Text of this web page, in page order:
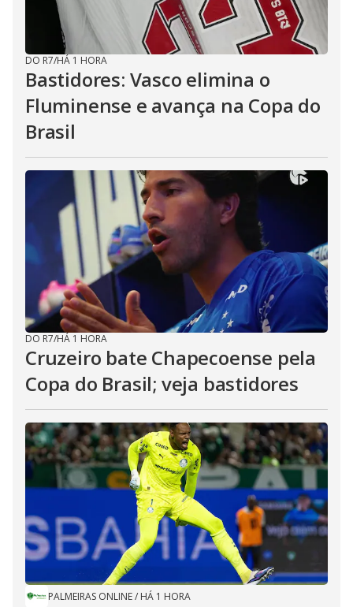
DO R7/HÁ 1 HORA
Bastidores: Vasco elimina o
Fluminense e avança na Copa do
Brasil
DO R7/HÁ 1 HORA
Cruzeiro bate Chapecoense pela
Copa do Brasil; veja bastidores
PALMEIRAS ONLINE/ HÁ 1 HORA